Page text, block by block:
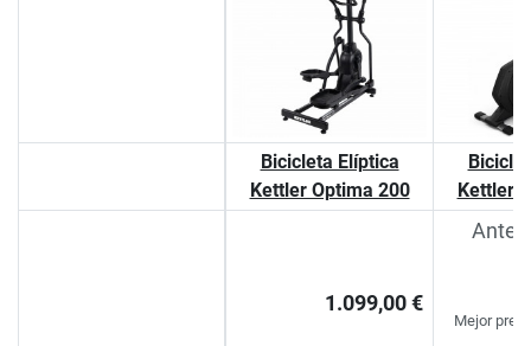
Bicicleta Elíptica
Kettler Optima 200
Kettler
1.099,00 €
Antes
Mejor